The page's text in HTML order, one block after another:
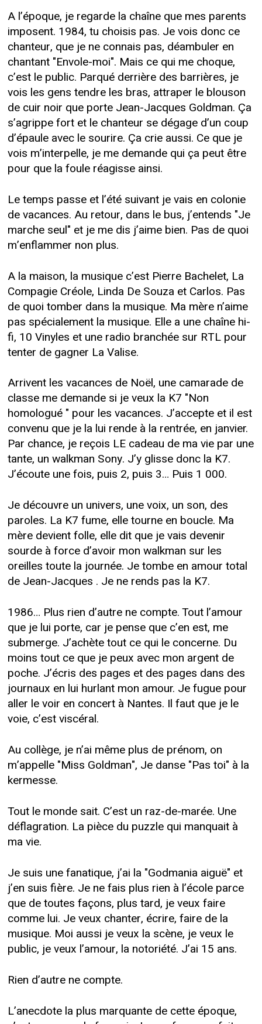
A l’époque, je regarde la chaîne que mes parents
imposent. 1984, tu choisis pas. Je vois donc ce
chanteur, que je ne connais pas, déambuler en
chantant "Envole-moi". Mais ce qui me choque,
c’est le public. Parqué derrière des barrières, je
vois les gens tendre les bras, attraper le blouson
de cuir noir que porte Jean-Jacques Goldman. Ça
s’agrippe fort et le chanteur se dégage d’un coup
d’épaule avec le sourire. Ça crie aussi. Ce que je
vois m’interpelle, je me demande qui ça peut être
pour que la foule réagisse ainsi.
Le temps passe et l’été suivant je vais en colonie
de vacances. Au retour, dans le bus, j’entends "Je
marche seul" et je me dis j’aime bien. Pas de quoi
m’enflammer non plus.
A la maison, la musique c’est Pierre Bachelet, La
Compagie Créole, Linda De Souza et Carlos. Pas
de quoi tomber dans la musique. Ma mère n’aime
pas spécialement la musique. Elle a une chaîne hi-
fi, 10 Vinyles et une radio branchée sur RTL pour
tenter de gagner La Valise.
Arrivent les vacances de Noël, une camarade de
classe me demande si je veux la K7 "Non
homologué " pour les vacances. J’accepte et il est
convenu que je la lui rende à la rentrée, en janvier.
Par chance, je reçois LE cadeau de ma vie par une
tante, un walkman Sony. J’y glisse donc la K7.
J’écoute une fois, puis 2, puis 3… Puis 1 000.
Je découvre un univers, une voix, un son, des
paroles. La K7 fume, elle tourne en boucle. Ma
mère devient folle, elle dit que je vais devenir
sourde à force d’avoir mon walkman sur les
oreilles toute la journée. Je tombe en amour total
de Jean-Jacques . Je ne rends pas la K7.
1986… Plus rien d’autre ne compte. Tout l’amour
que je lui porte, car je pense que c’en est, me
submerge. J’achète tout ce qui le concerne. Du
moins tout ce que je peux avec mon argent de
poche. J’écris des pages et des pages dans des
journaux en lui hurlant mon amour. Je fugue pour
aller le voir en concert à Nantes. Il faut que je le
voie, c’est viscéral.
Au collège, je n’ai même plus de prénom, on
m’appelle "Miss Goldman", Je danse "Pas toi" à la
kermesse.
Tout le monde sait. C’est un raz-de-marée. Une
déflagration. La pièce du puzzle qui manquait à
ma vie.
Je suis une fanatique, j’ai la "Godmania aiguë" et
j’en suis fière. Je ne fais plus rien à l’école parce
que de toutes façons, plus tard, je veux faire
comme lui. Je veux chanter, écrire, faire de la
musique. Moi aussi je veux la scène, je veux le
public, je veux l’amour, la notoriété. J’ai 15 ans.
Rien d’autre ne compte.
L’anecdote la plus marquante de cette époque,